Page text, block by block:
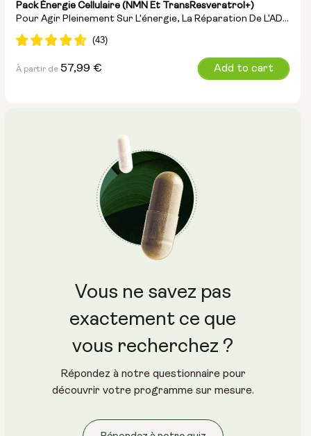
Pack Énergie Cellulaire (NMN Et TransResveratrol+)
Pour Agir Pleinement Sur L'énergie, La Réparation De L'ADN
Et La Lutte Contre Le Vieillissement
NMN 250mg & Preservage NMN 500mg & Preservage
Prix
À partir de 57,99 € Add to cart
Vous ne savez pas
exactement ce que
vous recherchez ?
Répondez à notre questionnaire pour
découvrir votre programme sur mesure.